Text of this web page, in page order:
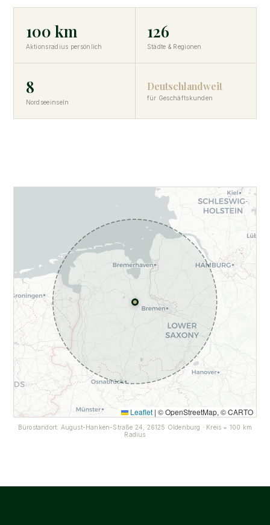
100 km
Aktionsradius persönlich
126
Städte & Regionen
8
Nordseeinseln
Deutschlandweit
für Geschäftskunden
Leaflet | © OpenStreetMap, © CARTO
Bürostandort: August-Hanken-Straße 24, 26125 Oldenburg · Kreis = 100 km
Radius